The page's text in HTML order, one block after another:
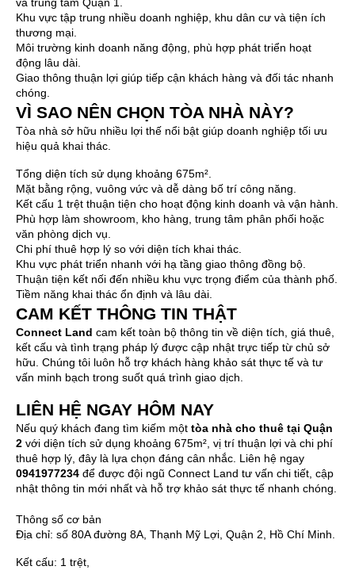
và trung tâm Quận 1.
Khu vực tập trung nhiều doanh nghiệp, khu dân cư và tiện ích
thương mại.
Môi trường kinh doanh năng động, phù hợp phát triển hoạt
động lâu dài.
Giao thông thuận lợi giúp tiếp cận khách hàng và đối tác nhanh
chóng.
VÌ SAO NÊN CHỌN TÒA NHÀ NÀY?
Tòa nhà sở hữu nhiều lợi thế nổi bật giúp doanh nghiệp tối ưu
hiệu quả khai thác.
Tổng diện tích sử dụng khoảng 675m².
Mặt bằng rộng, vuông vức và dễ dàng bố trí công năng.
Kết cấu 1 trệt thuận tiện cho hoạt động kinh doanh và vận hành.
Phù hợp làm showroom, kho hàng, trung tâm phân phối hoặc
văn phòng dịch vụ.
Chi phí thuê hợp lý so với diện tích khai thác.
Khu vực phát triển nhanh với hạ tầng giao thông đồng bộ.
Thuận tiện kết nối đến nhiều khu vực trọng điểm của thành phố.
Tiềm năng khai thác ổn định và lâu dài.
CAM KẾT THÔNG TIN THẬT
Connect Land cam kết toàn bộ thông tin về diện tích, giá thuê,
kết cấu và tình trạng pháp lý được cập nhật trực tiếp từ chủ sở
hữu. Chúng tôi luôn hỗ trợ khách hàng khảo sát thực tế và tư
vấn minh bạch trong suốt quá trình giao dịch.
LIÊN HỆ NGAY HÔM NAY
Nếu quý khách đang tìm kiếm một tòa nhà cho thuê tại Quận
2 với diện tích sử dụng khoảng 675m², vị trí thuận lợi và chi phí
thuê hợp lý, đây là lựa chọn đáng cân nhắc. Liên hệ ngay
0941977234 để được đội ngũ Connect Land tư vấn chi tiết, cập
nhật thông tin mới nhất và hỗ trợ khảo sát thực tế nhanh chóng.
Thông số cơ bản
Địa chỉ: số 80A đường 8A, Thạnh Mỹ Lợi, Quận 2, Hồ Chí Minh.
Kết cấu: 1 trệt,